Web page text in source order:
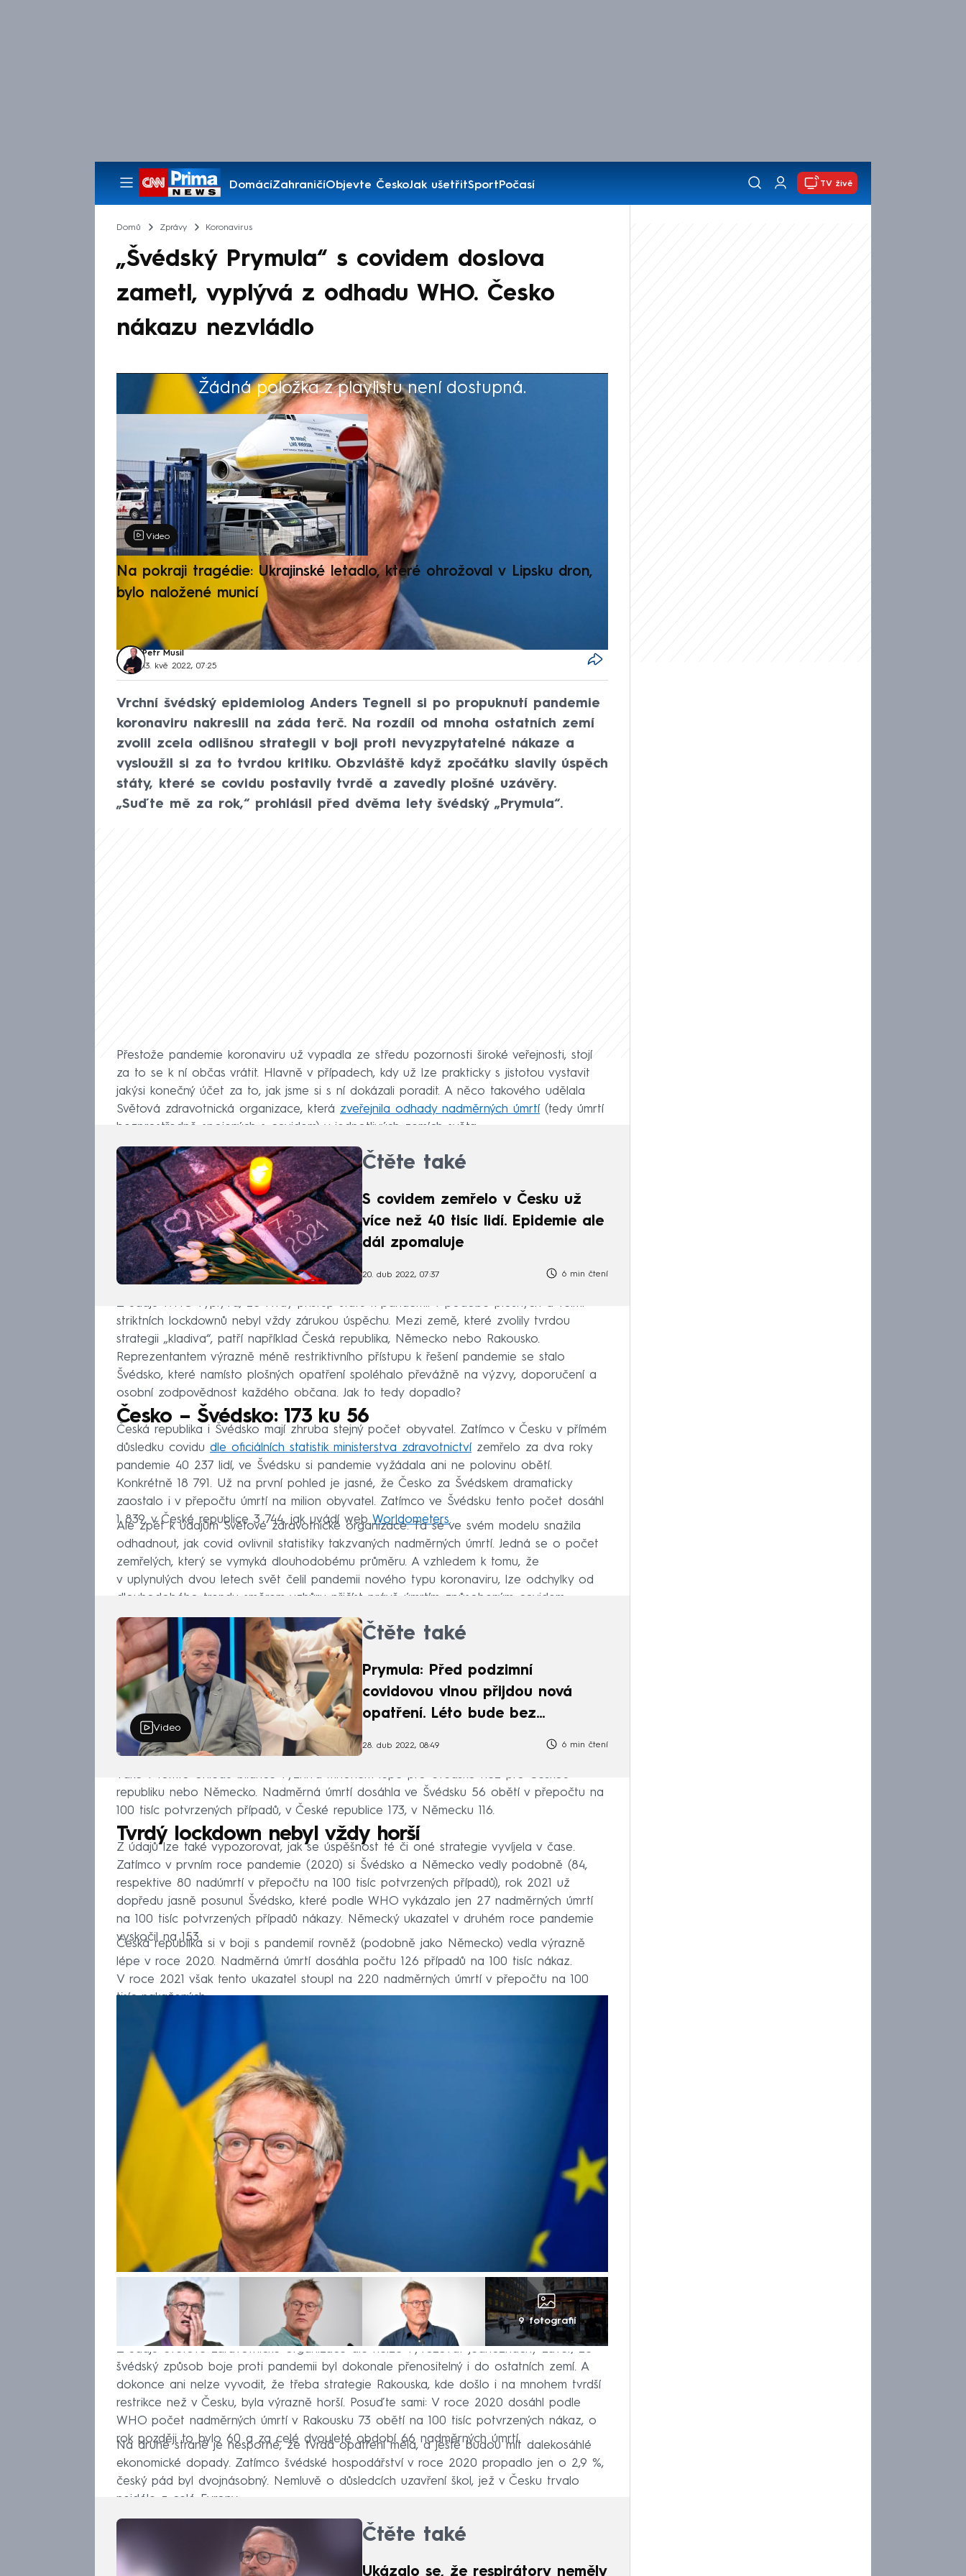
DomácíZahraničíObjevte ČeskoJak ušetřitSportPočasí
Pořady
TV živě
Domů Zprávy Koronavirus
„Švédský Prymula“ s covidem doslova
zametl, vyplývá z odhadu WHO. Česko
nákazu nezvládlo
Žádná položka z playlistu není dostupná.
Výběr redakce
Video
Na pokraji tragédie: Ukrajinské letadlo, které ohrožoval v Lipsku dron,
bylo naložené municí
Petr Musil
13. kvě 2022, 07:25
Vrchní švédský epidemiolog Anders Tegnell si po propuknutí pandemie
koronaviru nakreslil na záda terč. Na rozdíl od mnoha ostatních zemí
zvolil zcela odlišnou strategii v boji proti nevyzpytatelné nákaze a
vysloužil si za to tvrdou kritiku. Obzvláště když zpočátku slavily úspěch
státy, které se covidu postavily tvrdě a zavedly plošné uzávěry.
„Suďte mě za rok,“ prohlásil před dvěma lety švédský „Prymula“.
Přestože pandemie koronaviru už vypadla ze středu pozornosti široké veřejnosti, stojí
za to se k ní občas vrátit. Hlavně v případech, kdy už lze prakticky s jistotou vystavit
jakýsi konečný účet za to, jak jsme si s ní dokázali poradit. A něco takového udělala
Světová zdravotnická organizace, která zveřejnila odhady nadměrných úmrtí (tedy úmrtí
bezprostředně spojených s covidem) v jednotlivých zemích světa.
Čtěte také
S covidem zemřelo v Česku už
více než 40 tisíc lidí. Epidemie ale
dál zpomaluje
20. dub 2022, 07:37 6 min čtení
Z údajů WHO vyplývá, že tvrdý přístup států k pandemii v podobě plošných a velmi
striktních lockdownů nebyl vždy zárukou úspěchu. Mezi země, které zvolily tvrdou
strategii „kladiva“, patří například Česká republika, Německo nebo Rakousko.
Reprezentantem výrazně méně restriktivního přístupu k řešení pandemie se stalo
Švédsko, které namísto plošných opatření spoléhalo převážně na výzvy, doporučení a
osobní zodpovědnost každého občana. Jak to tedy dopadlo?
Česko – Švédsko: 173 ku 56
Česká republika i Švédsko mají zhruba stejný počet obyvatel. Zatímco v Česku v přímém
důsledku covidu dle oficiálních statistik ministerstva zdravotnictví zemřelo za dva roky
pandemie 40 237 lidí, ve Švédsku si pandemie vyžádala ani ne polovinu obětí.
Konkrétně 18 791. Už na první pohled je jasné, že Česko za Švédskem dramaticky
zaostalo i v přepočtu úmrtí na milion obyvatel. Zatímco ve Švédsku tento počet dosáhl
1 839, v České republice 3 744, jak uvádí web Worldometers.
Ale zpět k údajům Světové zdravotnické organizace. Ta se ve svém modelu snažila
odhadnout, jak covid ovlivnil statistiky takzvaných nadměrných úmrtí. Jedná se o počet
zemřelých, který se vymyká dlouhodobému průměru. A vzhledem k tomu, že
v uplynulých dvou letech svět čelil pandemii nového typu koronaviru, lze odchylky od
dlouhodobého trendu směrem vzhůru přičíst právě úmrtím způsobeným covidem.
Video
Čtěte také
Prymula: Před podzimní
covidovou vlnou přijdou nová
opatření. Léto bude bez
28. dub 2022, 08:49 6 min čtení
Také v tomto ohledu bilance vyznívá mnohem lépe pro Švédsko než pro Českou
republiku nebo Německo. Nadměrná úmrtí dosáhla ve Švédsku 56 obětí v přepočtu na
100 tisíc potvrzených případů, v České republice 173, v Německu 116.
Tvrdý lockdown nebyl vždy horší
Z údajů lze také vypozorovat, jak se úspěšnost té či oné strategie vyvíjela v čase.
Zatímco v prvním roce pandemie (2020) si Švédsko a Německo vedly podobně (84,
respektive 80 nadúmrtí v přepočtu na 100 tisíc potvrzených případů), rok 2021 už
dopředu jasně posunul Švédsko, které podle WHO vykázalo jen 27 nadměrných úmrtí
na 100 tisíc potvrzených případů nákazy. Německý ukazatel v druhém roce pandemie
vyskočil na 153.
Česká republika si v boji s pandemií rovněž (podobně jako Německo) vedla výrazně
lépe v roce 2020. Nadměrná úmrtí dosáhla počtu 126 případů na 100 tisíc nákaz.
V roce 2021 však tento ukazatel stoupl na 220 nadměrných úmrtí v přepočtu na 100
tisíc nakažených.
9 fotografií
Z údajů Světové zdravotnické organizace ale nelze vyvozovat jednoznačný závěr, že
švédský způsob boje proti pandemii byl dokonale přenositelný i do ostatních zemí. A
dokonce ani nelze vyvodit, že třeba strategie Rakouska, kde došlo i na mnohem tvrdší
restrikce než v Česku, byla výrazně horší. Posuďte sami: V roce 2020 dosáhl podle
WHO počet nadměrných úmrtí v Rakousku 73 obětí na 100 tisíc potvrzených nákaz, o
rok později to bylo 60 a za celé dvouleté období 66 nadměrných úmrtí.
Na druhé straně je nesporné, že tvrdá opatření měla, a ještě budou mít dalekosáhlé
ekonomické dopady. Zatímco švédské hospodářství v roce 2020 propadlo jen o 2,9 %,
český pád byl dvojnásobný. Nemluvě o důsledcích uzavření škol, jež v Česku trvalo
nejdéle z celé Evropy.
Čtěte také
Ukázalo se, že respirátory neměly